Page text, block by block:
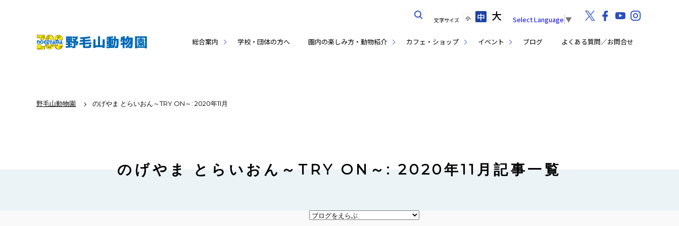
総合案内 学校・団体の方へ 園内の楽しみ方・動物紹介 カフェ・ショップ イベント ブログ よくある質問／お問合せ
文字サイズ 小 中 大 Select Language ▼
野毛山動物園 のげやま とらいおん～TRY ON～: 2020年11月
のげやま とらいおん～TRY ON～: 2020年11月記事一覧